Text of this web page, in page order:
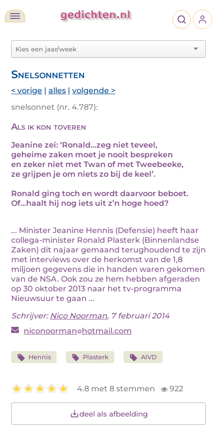
Snelsonnetten
< vorige | alles | volgende >
snelsonnet (nr. 4.787):
Als ik kon toveren
Jeanine zei: ‘Ronald...zeg niet teveel,
geheime zaken moet je nooit bespreken
en zeker niet met Twan of met Tweebeeke,
ze grijpen je om niets zo bij de keel’.
Ronald ging toch en wordt daarvoor beboet.
Of...haalt hij nog iets uit z’n hoge hoed?
... Minister Jeanine Hennis (Defensie) heeft haar
collega-minister Ronald Plasterk (Binnenlandse
Zaken) dit najaar gemaand terughoudend te zijn
met interviews over de herkomst van de 1,8
miljoen gegevens die in handen waren gekomen
van de NSA. Ook zou ze hem hebben afgeraden
op 30 oktober 2013 naar het tv-programma
Nieuwsuur te gaan ...
Schrijver: Nico Noorman, 7 februari 2014
niconoorman hotmail.com
Hennis Plasterk AIVD
4.8 met 8 stemmen 922
deel als afbeelding